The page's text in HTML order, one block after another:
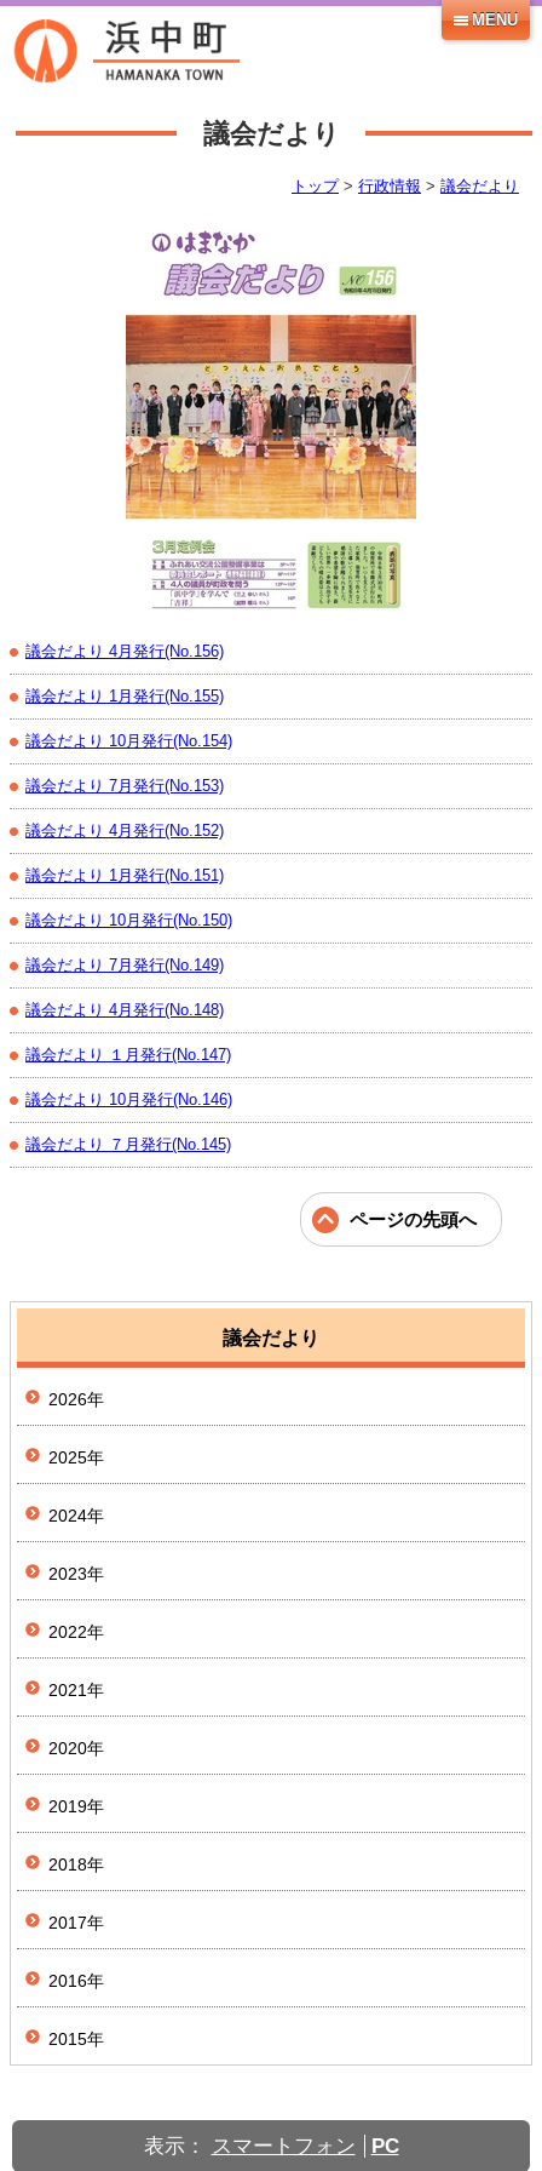
MENU
議会だより
トップ> 行政情報 > 議会だより
議会だより 4月発行(No.156)
議会だより 1月発行(No.155)
議会だより 10月発行(No.154)
議会だより 7月発行(No.153)
議会だより 4月発行(No.152)
議会だより 1月発行(No.151)
議会だより 10月発行(No.150)
議会だより 7月発行(No.149)
議会だより 4月発行(No.148)
議会だより １月発行(No.147)
議会だより 10月発行(No.146)
議会だより ７月発行(No.145)
ページの先頭へ
議会だより
2026年
2025年
2024年
2023年
2022年
2021年
2020年
2019年
2018年
2017年
2016年
2015年
表示： スマートフォン PC